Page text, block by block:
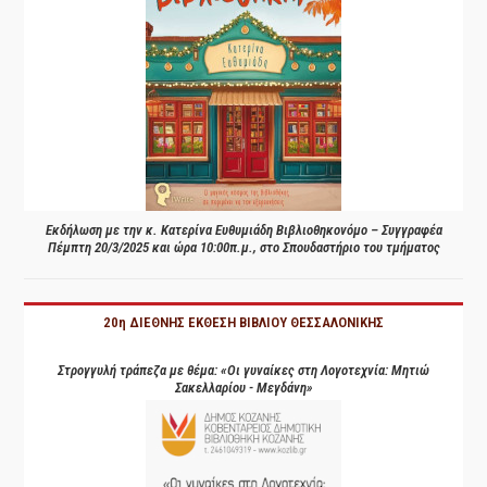
Εκδήλωση με την κ. Κατερίνα Ευθυμιάδη Βιβλιοθηκονόμο – Συγγραφέα
Πέμπτη 20/3/2025 και ώρα 10:00π.μ., στο Σπουδαστήριο του τμήματος
20η ΔΙΕΘΝΗΣ ΕΚΘΕΣΗ ΒΙΒΛΙΟΥ ΘΕΣΣΑΛΟΝΙΚΗΣ
Στρογγυλή τράπεζα με θέμα: «Οι γυναίκες στη Λογοτεχνία: Μητιώ
Σακελλαρίου - Μεγδάνη»